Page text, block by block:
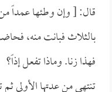
قال: [ وإن وطئها عمداً من
بالثلاث فبانت منه،
فهذا زنا. وماذا تفعل إذاً؟
تنتهي من عدتها الأولى